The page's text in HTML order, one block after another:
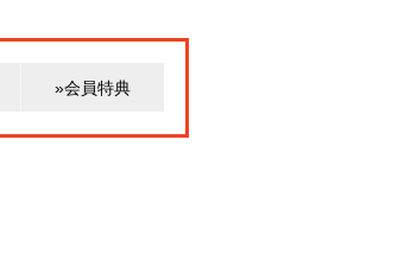
»会員特典